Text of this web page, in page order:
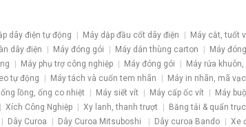
dây điện tự động Máy dập đầu cốt dây điện
Máy cắt, tuốt
dây điện Máy đóng gói Máy dán thùng carton
Máy
Máy phụ trợ công nghiệp Máy đóng gói
Máy rửa
tự động Máy tách và cuốn tem nhãn
Máy in nhãn, mã
lồng, ống co nhiệt Máy siết vít Máy cấp ốc vít
Máy
Xích Công Nghiệp Xy lanh, thanh trượt
Băng tải & quấn trục
Dây Curoa Dây Curoa Mitsuboshi Dây curoa Bando
Xe